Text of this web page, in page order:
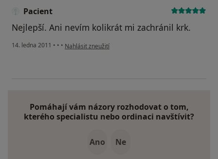
Pacient
Nejlepší. Ani nevím kolikrát mi zachránil krk.
14. ledna 2011 • • • podle názoru uživatele Pacient
Nahlásit zneužití
Pomáhají vám názory rozhodovat o tom,
kterého specialistu nebo ordinaci navštívit?
Ano Ne